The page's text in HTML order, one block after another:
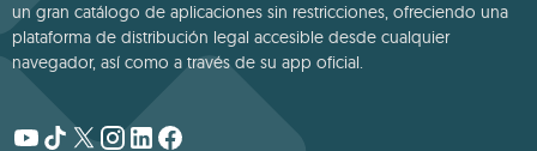
un gran catálogo de aplicaciones sin restricciones, ofreciendo una
plataforma de distribución legal accesible desde cualquier
navegador, así como a través de su app oficial.